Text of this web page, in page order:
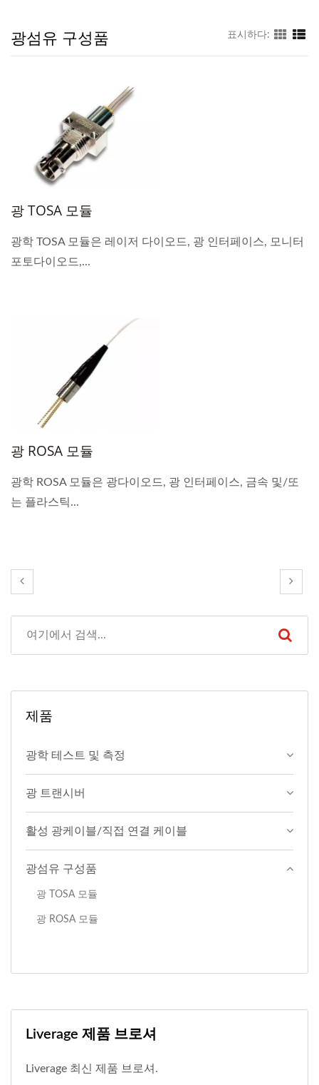
광섬유 구성품 표시하다:
광 TOSA 모듈
광학 TOSA 모듈은 레이저 다이오드, 광 인터페이스, 모니터
포토다이오드,...
광 ROSA 모듈
광학 ROSA 모듈은 광다이오드, 광 인터페이스, 금속 및/또
는 플라스틱...
제품
광학 테스트 및 측정
광 트랜시버
활성 광케이블/직접 연결 케이블
광섬유 구성품
광 TOSA 모듈
광 ROSA 모듈
Liverage 제품 브로셔
Liverage 최신 제품 브로셔.